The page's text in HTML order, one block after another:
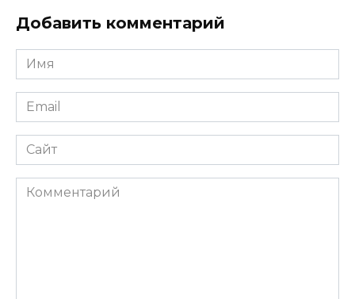
Добавить комментарий
Имя
Email
Сайт
Комментарий